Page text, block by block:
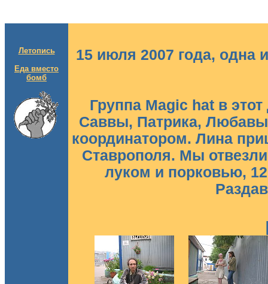
Летопись
Еда вместо
бомб
15 июля 2007 года, одна
Группа Magic hat в
Саввы, Патрика,
координатором. Лина
Ставрополя. Мы
луком и порковью, 12